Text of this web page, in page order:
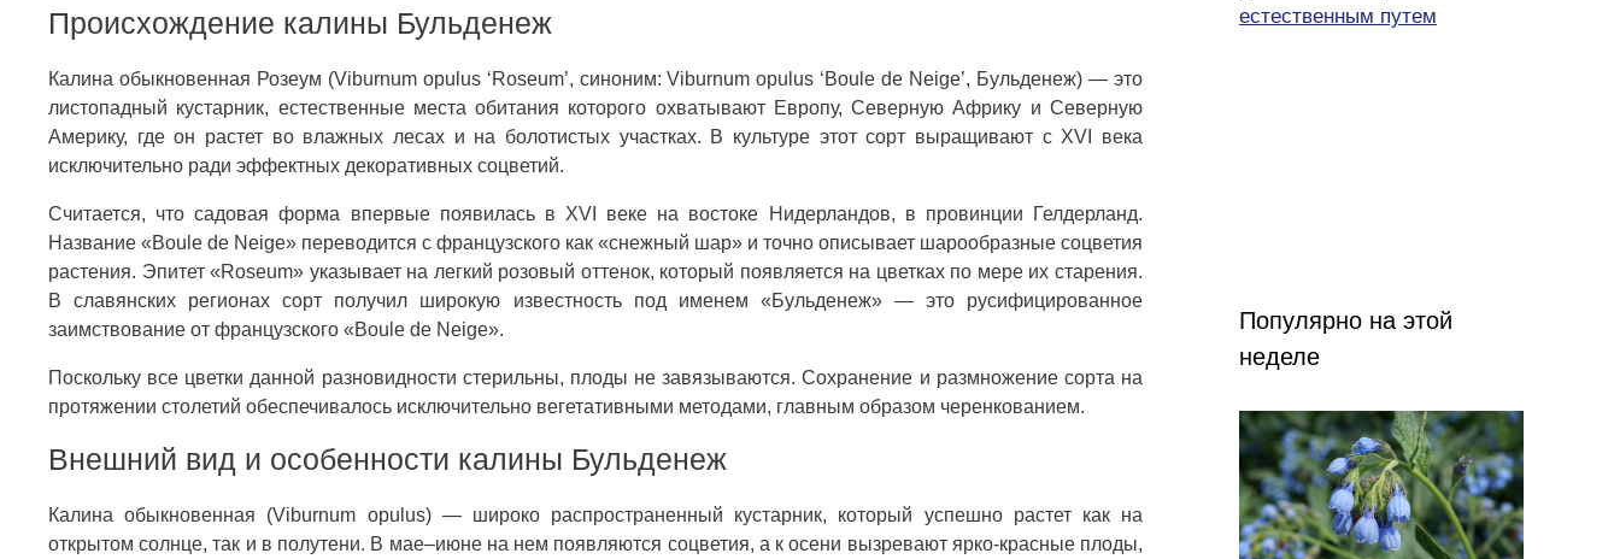
Происхождение калины Бульденеж
Калина обыкновенная Розеум (Viburnum opulus ‘Roseum’, синоним: Viburnum opulus ‘Boule de Neige’, Бульденеж) — это
листопадный кустарник, естественные места обитания которого охватывают Европу, Северную Африку и Северную
Америку, где он растет во влажных лесах и на болотистых участках. В культуре этот сорт выращивают с XVI века
исключительно ради эффектных декоративных соцветий.
Считается, что садовая форма впервые появилась в XVI веке на востоке Нидерландов, в провинции Гелдерланд.
Название «Boule de Neige» переводится с французского как «снежный шар» и точно описывает шарообразные соцветия
растения. Эпитет «Roseum» указывает на легкий розовый оттенок, который появляется на цветках по мере их старения.
В славянских регионах сорт получил широкую известность под именем «Бульденеж» — это русифицированное
заимствование от французского «Boule de Neige».
Поскольку все цветки данной разновидности стерильны, плоды не завязываются. Сохранение и размножение сорта на
протяжении столетий обеспечивалось исключительно вегетативными методами, главным образом черенкованием.
Внешний вид и особенности калины Бульденеж
Калина обыкновенная (Viburnum opulus) — широко распространенный кустарник, который успешно растет как на
открытом солнце, так и в полутени. В мае–июне на нем появляются соцветия, а к осени вызревают ярко-красные плоды,
естественным путем
Популярно на этой
неделе